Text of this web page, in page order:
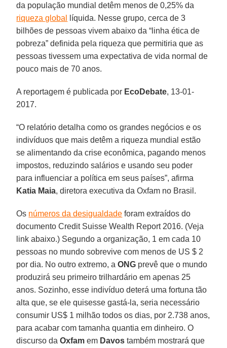
da população mundial detêm menos de 0,25% da
riqueza global
líquida. Nesse grupo, cerca de 3
bilhões de pessoas vivem abaixo da “linha ética de
pobreza” definida pela riqueza que permitiria que as
pessoas tivessem uma expectativa de vida normal de
pouco mais de 70 anos.
A reportagem é publicada por EcoDebate, 13-01-
2017.
“O relatório detalha como os grandes negócios e os
indivíduos que mais detêm a riqueza mundial estão
se alimentando da crise econômica, pagando menos
impostos, reduzindo salários e usando seu poder
para influenciar a política em seus países”, afirma
Katia Maia, diretora executiva da Oxfam no Brasil.
Os números da desigualdade foram extraídos do
documento Credit Suisse Wealth Report 2016. (Veja
link abaixo.) Segundo a organização, 1 em cada 10
pessoas no mundo sobrevive com menos de US $ 2
por dia. No outro extremo, aONG prevê que o mundo
produzirá seu primeiro trilhardário em apenas 25
anos. Sozinho, esse indivíduo deterá uma fortuna tão
alta que, se ele quisesse gastá-la, seria necessário
consumir US$ 1 milhão todos os dias, por 2.738 anos,
para acabar com tamanha quantia em dinheiro. O
discurso daOxfam em Davos também mostrará que